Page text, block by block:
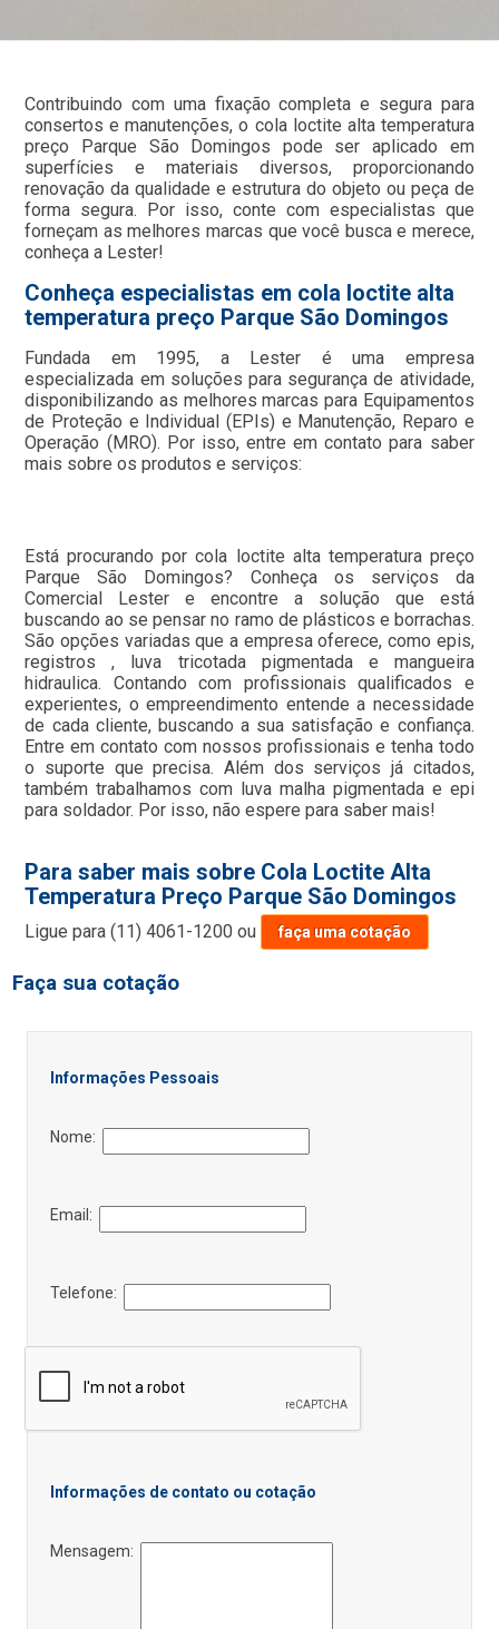
Contribuindo com uma fixação completa e segura para
consertos e manutenções, o cola loctite alta temperatura
preço Parque São Domingos pode ser aplicado em
superfícies e materiais diversos, proporcionando
renovação da qualidade e estrutura do objeto ou peça de
forma segura. Por isso, conte com especialistas que
forneçam as melhores marcas que você busca e merece,
conheça a Lester!
Conheça especialistas em cola loctite alta
temperatura preço Parque São Domingos
Fundada em 1995, a Lester é uma empresa
especializada em soluções para segurança de atividade,
disponibilizando as melhores marcas para Equipamentos
de Proteção e Individual (EPIs) e Manutenção, Reparo e
Operação (MRO). Por isso, entre em contato para saber
mais sobre os produtos e serviços:
Está procurando por cola loctite alta temperatura preço
Parque São Domingos? Conheça os serviços da
Comercial Lester e encontre a solução que está
buscando ao se pensar no ramo de plásticos e borrachas.
São opções variadas que a empresa oferece, como epis,
registros , luva tricotada pigmentada e mangueira
hidraulica. Contando com profissionais qualificados e
experientes, o empreendimento entende a necessidade
de cada cliente, buscando a sua satisfação e confiança.
Entre em contato com nossos profissionais e tenha todo
o suporte que precisa. Além dos serviços já citados,
também trabalhamos com luva malha pigmentada e epi
para soldador. Por isso, não espere para saber mais!
Para saber mais sobre Cola Loctite Alta
Temperatura Preço Parque São Domingos
Ligue para(11) 4061-1200 ou faça uma cotação
Faça sua cotação
Informações Pessoais
Nome:
Email:
Telefone:
Informações de contato ou cotação
Mensagem: